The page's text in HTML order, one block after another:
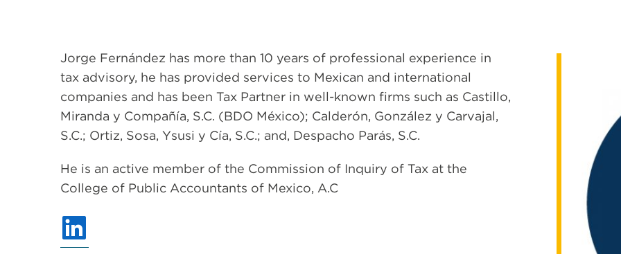
Jorge Fernández has more than 10 years of professional experience in
tax advisory, he has provided services to Mexican and international
companies and has been Tax Partner in well-known firms such as Castillo,
Miranda y Compañía, S.C. (BDO México); Calderón, González y Carvajal,
S.C.; Ortiz, Sosa, Ysusi y Cía, S.C.; and, Despacho Parás, S.C.
He is an active member of the Commission of Inquiry of Tax at the
College of Public Accountants of Mexico, A.C